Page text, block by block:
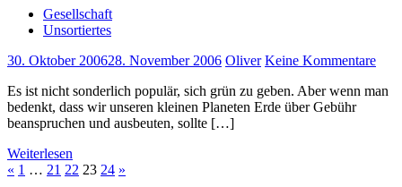
Gesellschaft
Unsortiertes
30. Oktober 200628. November 2006 Oliver Keine Kommentare
Es ist nicht sonderlich populär, sich grün zu geben. Aber wenn man
bedenkt, dass wir unseren kleinen Planeten Erde über Gebühr
beanspruchen und ausbeuten, sollte […]
Weiterlesen
Seitennummerierung
« Vorherige
1 … 21 22 23 24 Nächste
»